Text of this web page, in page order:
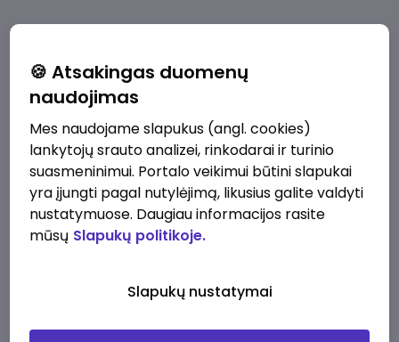
Pridėti naują
Kokios srities darbo pasiūlymai jus domina?
Pridėti naują
🍪 Atsakingas duomenų
naudojimas
Mes naudojame slapukus (angl. cookies)
lankytojų srauto analizei, rinkodarai ir turinio
suasmeninimui. Portalo veikimui būtini slapukai
yra įjungti pagal nutylėjimą, likusius galite valdyti
nustatymuose. Daugiau informacijos rasite
mūsų Slapukų politikoje.
Slapukų nustatymai